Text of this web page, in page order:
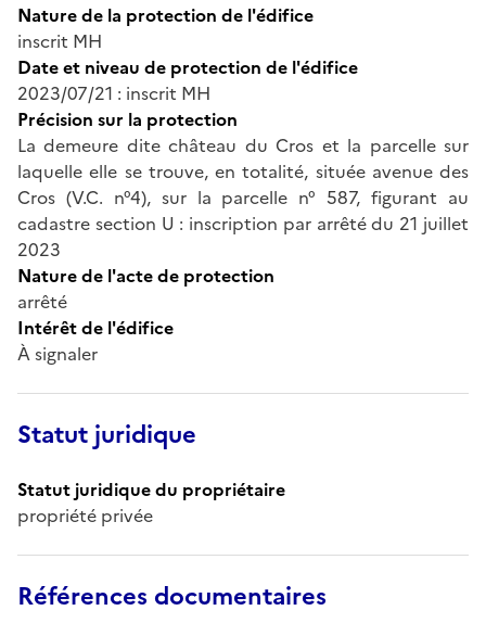
Nature de la protection de l'édifice
inscrit MH
Date et niveau de protection de l'édifice
2023/07/21 : inscrit MH
Précision sur la protection
La demeure dite château du Cros et la parcelle sur
laquelle elle se trouve, en totalité, située avenue des
Cros (V.C. n°4), sur la parcelle n° 587, figurant au
cadastre section U : inscription par arrêté du 21 juillet
2023
Nature de l'acte de protection
arrêté
Intérêt de l'édifice
À signaler
Statut juridique
Statut juridique du propriétaire
propriété privée
Références documentaires